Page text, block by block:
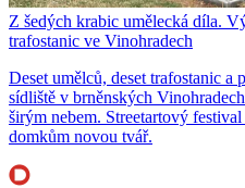
Z šedých krabic umělecká díla.
trafostanic ve Vinohradech
Deset umělců, deset trafostanic a
sídliště v brněnských
širým nebem. Streetartový
domkům novou tvář.